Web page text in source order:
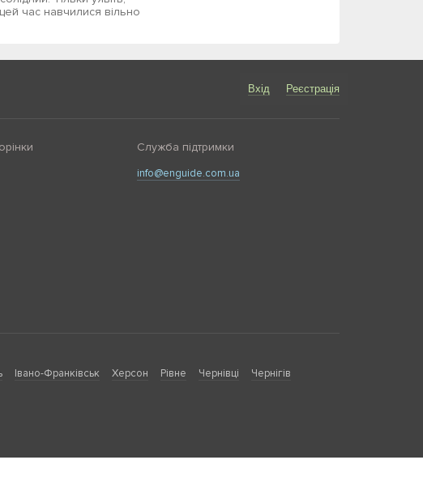
час навчилися вільно
Вхід Реєстрація
Служба підтримки
info@enguide.com.ua
Івано-Франківськ Херсон Рівне Чернівці
Чернігів